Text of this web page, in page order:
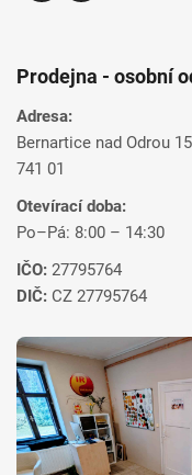
Prodejna - osobní
Adresa:
Bernartice nad Odrou
741 01
Otevírací doba:
Po–Pá: 8:00 – 14:30
IČO: 27795764
DIČ: CZ 27795764